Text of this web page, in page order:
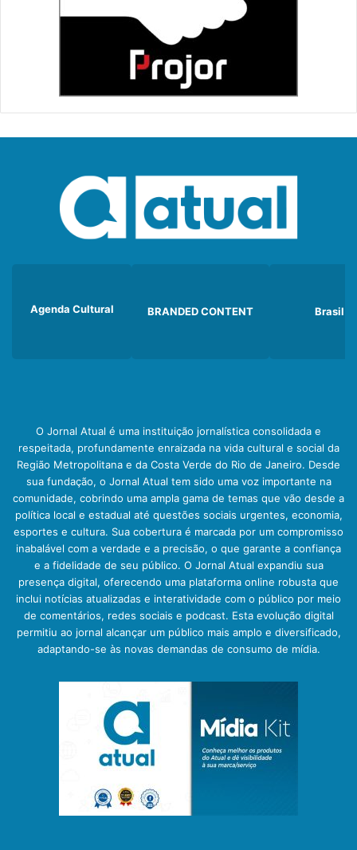
Agenda Cultural BRANDED CONTENT Brasil
O Jornal Atual é uma instituição jornalística consolidada e
respeitada, profundamente enraizada na vida cultural e social da
Região Metropolitana e da Costa Verde do Rio de Janeiro. Desde
sua fundação, o Jornal Atual tem sido uma voz importante na
comunidade, cobrindo uma ampla gama de temas que vão desde a
política local e estadual até questões sociais urgentes, economia,
esportes e cultura. Sua cobertura é marcada por um compromisso
inabalável com a verdade e a precisão, o que garante a confiança
e a fidelidade de seu público. O Jornal Atual expandiu sua
presença digital, oferecendo uma plataforma online robusta que
inclui notícias atualizadas e interatividade com o público por meio
de comentários, redes sociais e podcast. Esta evolução digital
permitiu ao jornal alcançar um público mais amplo e diversificado,
adaptando-se às novas demandas de consumo de mídia.